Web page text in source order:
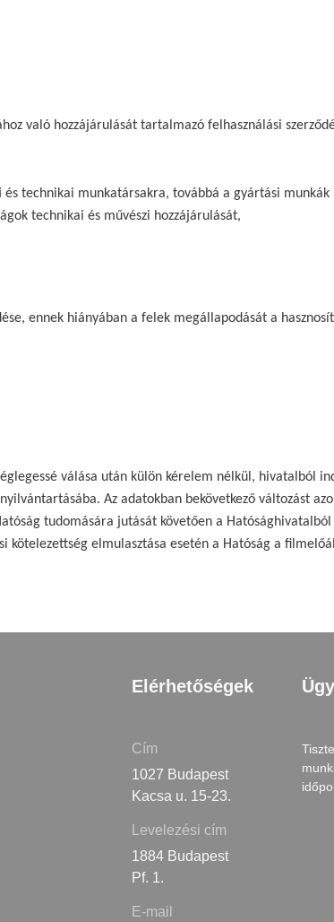
hozzájárulását tartalmazó felhasználási
munkatársakra, továbbá a gyártási munkák
technikai és művészi hozzájárulását,
hiányában a felek megállapodását a
válása után külön kérelem nélkül, hivatalból
Az adatokban bekövetkező változást
tudomására jutását követően a
elmulasztása esetén a Hatóság a
Elérhetőségek
Cím
1027 Budapest
Kacsa u. 15-23.
Levelezési cím
1884 Budapest
Pf. 1.
E-mail